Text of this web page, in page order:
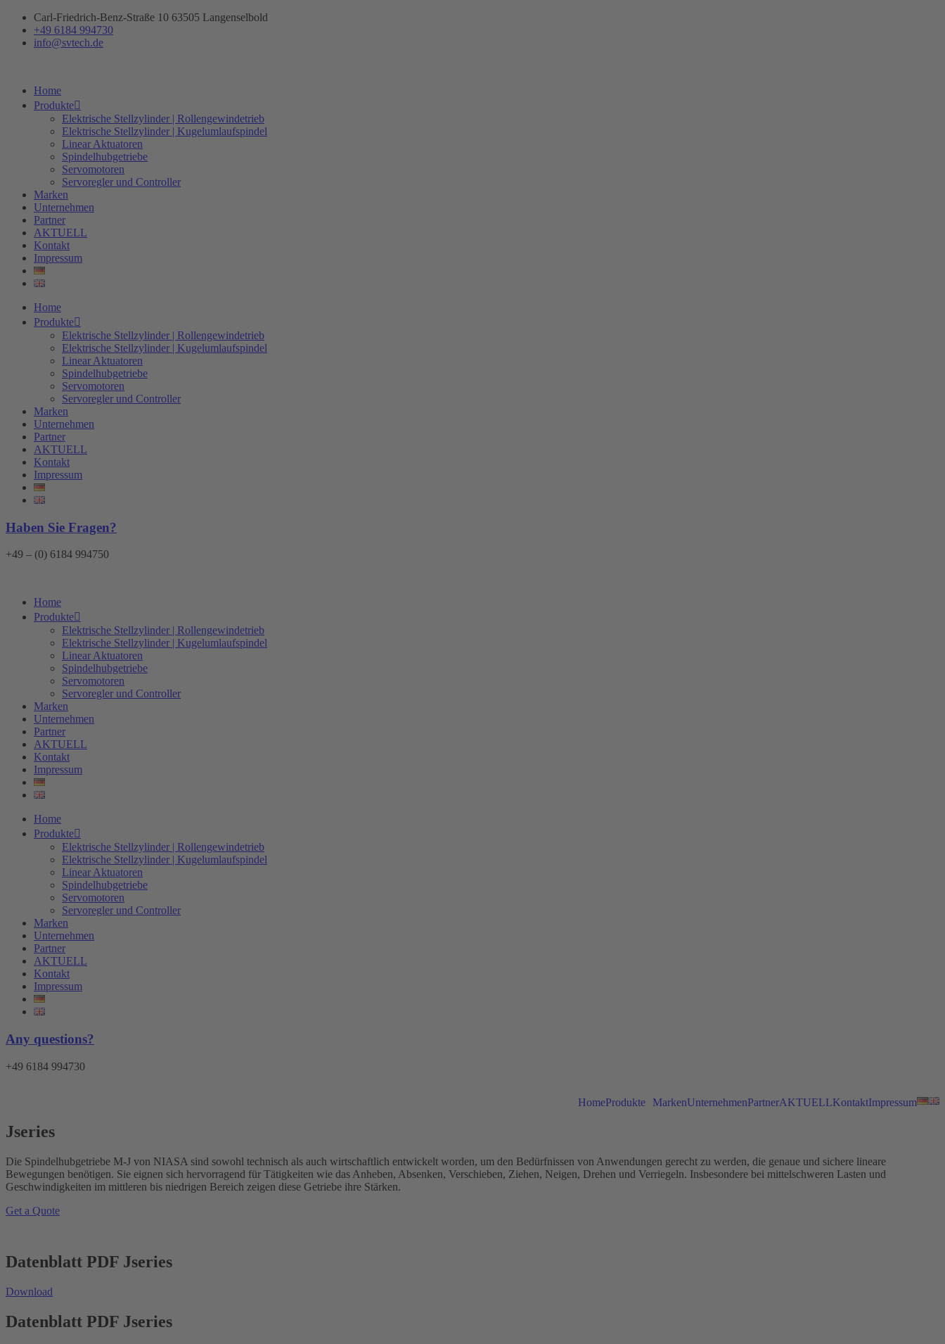
Zum
Inhalt
springen
Carl-Friedrich-Benz-Straße 10 63505 Langenselbold
+49 6184 994730
info@svtech.de
Home
Produkte
Elektrische Stellzylinder | Rollengewindetrieb
Elektrische Stellzylinder | Kugelumlaufspindel
Linear Aktuatoren
Spindelhubgetriebe
Servomotoren
Servoregler und Controller
Marken
Unternehmen
Partner
AKTUELL
Kontakt
Impressum
Home
Produkte
Elektrische Stellzylinder | Rollengewindetrieb
Elektrische Stellzylinder | Kugelumlaufspindel
Linear Aktuatoren
Spindelhubgetriebe
Servomotoren
Servoregler und Controller
Marken
Unternehmen
Partner
AKTUELL
Kontakt
Impressum
Haben Sie Fragen?
+49 – (0) 6184 994750
Home
Produkte
Elektrische Stellzylinder | Rollengewindetrieb
Elektrische Stellzylinder | Kugelumlaufspindel
Linear Aktuatoren
Spindelhubgetriebe
Servomotoren
Servoregler und Controller
Marken
Unternehmen
Partner
AKTUELL
Kontakt
Impressum
Home
Produkte
Elektrische Stellzylinder | Rollengewindetrieb
Elektrische Stellzylinder | Kugelumlaufspindel
Linear Aktuatoren
Spindelhubgetriebe
Servomotoren
Servoregler und Controller
Marken
Unternehmen
Partner
AKTUELL
Kontakt
Impressum
Any questions?
+49 6184 994730
HomeProdukte MarkenUnternehmenPartnerAKTUELLKontaktImpressum
Jseries
Die Spindelhubgetriebe M-J von NIASA sind sowohl technisch als auch wirtschaftlich entwickelt worden, um den Bedürfnissen von Anwendungen gerecht zu werden, die genaue und sichere lineare
Bewegungen benötigen. Sie eignen sich hervorragend für Tätigkeiten wie das Anheben, Absenken, Verschieben, Ziehen, Neigen, Drehen und Verriegeln. Insbesondere bei mittelschweren Lasten und
Geschwindigkeiten im mittleren bis niedrigen Bereich zeigen diese Getriebe ihre Stärken.
Get a Quote
Datenblatt PDF Jseries
Download
Datenblatt PDF Jseries